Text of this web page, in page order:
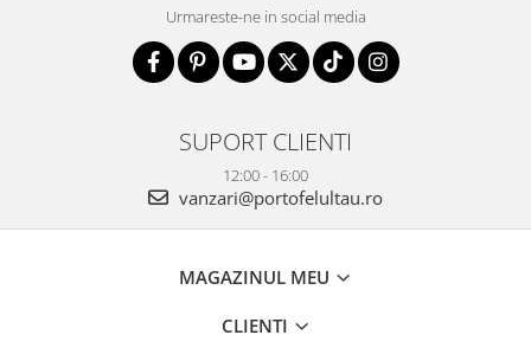
Urmareste-ne in social media
SUPORT CLIENTI
12:00 - 16:00
vanzari@portofelultau.ro
MAGAZINUL MEU
CLIENTI